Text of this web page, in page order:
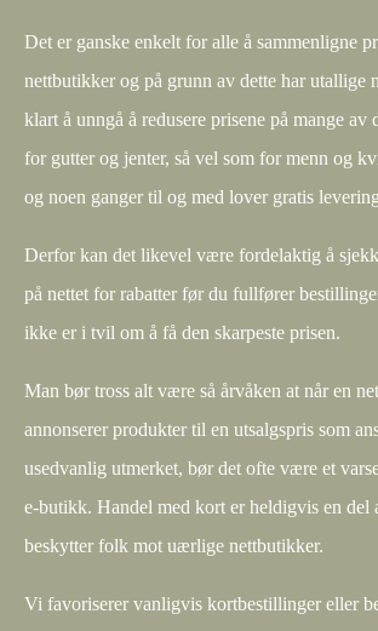
Det er ganske enkelt for alle å sammenligne
nettbutikker og på grunn av dette har utallige
klart å unngå å redusere prisene på mange av
for gutter og jenter, så vel som for menn og
og noen ganger til og med lover gratis
Derfor kan det likevel være fordelaktig å
på nettet for rabatter før du fullfører
ikke er i tvil om å få den skarpeste prisen.
Man bør tross alt være så årvåken at når en
annonserer produkter til en utsalgspris som
usedvanlig utmerket, bør det ofte være et
e-butikk. Handel med kort er heldigvis en del
beskytter folk mot uærlige nettbutikker.
Vi favoriserer vanligvis kortbestillinger eller